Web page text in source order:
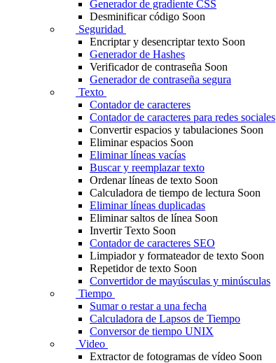
Generador de gradiente CSS
Desminificar código Soon
Seguridad
Encriptar y desencriptar texto Soon
Generador de Hashes
Verificador de contraseña Soon
Generador de contraseña segura
Texto
Contador de caracteres
Contador de caracteres para redes sociales
Convertir espacios y tabulaciones Soon
Eliminar espacios Soon
Eliminar líneas vacías
Buscar y reemplazar texto
Ordenar líneas de texto Soon
Calculadora de tiempo de lectura Soon
Eliminar líneas duplicadas
Eliminar saltos de línea Soon
Invertir Texto Soon
Contador de caracteres SEO
Limpiador y formateador de texto Soon
Repetidor de texto Soon
Convertidor de mayúsculas y minúsculas
Tiempo
Sumar o restar a una fecha
Calculadora de Lapsos de Tiempo
Conversor de tiempo UNIX
Video
Extractor de fotogramas de vídeo Soon